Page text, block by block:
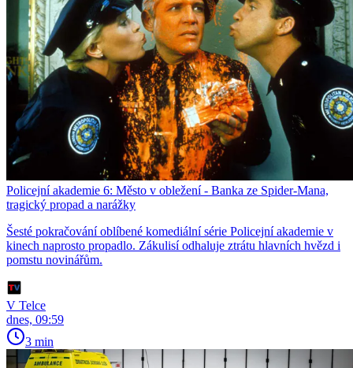
Policejní akademie 6: Město v obležení - Banka ze Spider-Mana,
tragický propad a narážky
Šesté pokračování oblíbené komediální série Policejní akademie v
kinech naprosto propadlo. Zákulisí odhaluje ztrátu hlavních hvězd i
pomstu novinářům.
V Telce
dnes, 09:59
3 min